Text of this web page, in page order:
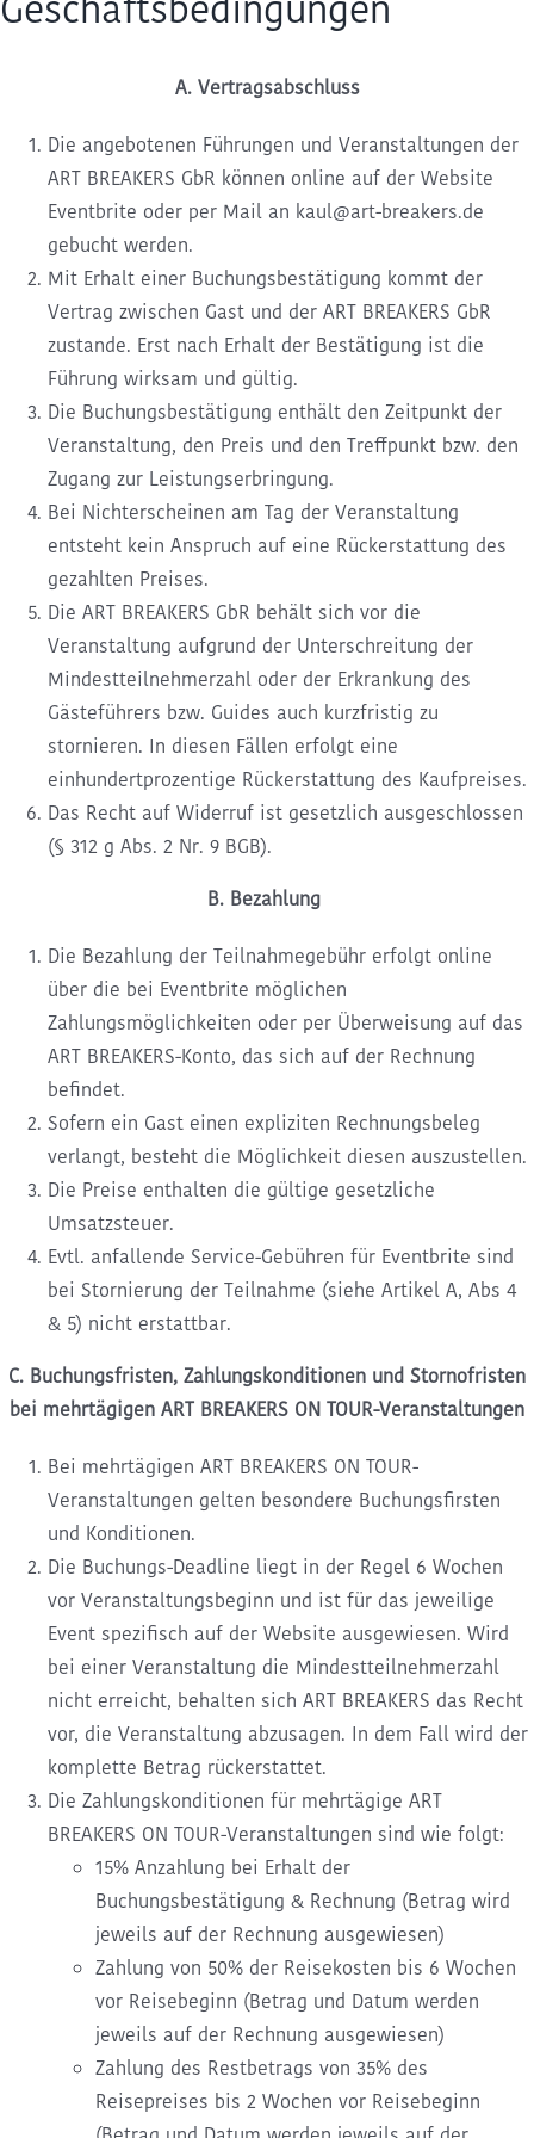
Kommende ART BREAKS
Vergangene ART BREAKS
Über uns
Kontakt
A. Vertragsabschluss
Die angebotenen Führungen und Veranstaltungen der
ART BREAKERS GbR können online auf der Website
Eventbrite oder per Mail an kaul@art-breakers.de
gebucht werden.
Mit Erhalt einer Buchungsbestätigung kommt der
Vertrag zwischen Gast und der ART BREAKERS GbR
zustande. Erst nach Erhalt der Bestätigung ist die
Führung wirksam und gültig.
Die Buchungsbestätigung enthält den Zeitpunkt der
Veranstaltung, den Preis und den Treffpunkt bzw. den
Zugang zur Leistungserbringung.
Bei Nichterscheinen am Tag der Veranstaltung
entsteht kein Anspruch auf eine Rückerstattung des
gezahlten Preises.
Die ART BREAKERS GbR behält sich vor die
Veranstaltung aufgrund der Unterschreitung der
Mindestteilnehmerzahl oder der Erkrankung des
Gästeführers bzw. Guides auch kurzfristig zu
stornieren. In diesen Fällen erfolgt eine
einhundertprozentige Rückerstattung des Kaufpreises.
Das Recht auf Widerruf ist gesetzlich ausgeschlossen
(§ 312 g Abs. 2 Nr. 9 BGB).
B. Bezahlung
Die Bezahlung der Teilnahmegebühr erfolgt online
über die bei Eventbrite möglichen
Zahlungsmöglichkeiten oder per Überweisung auf das
ART BREAKERS-Konto, das sich auf der Rechnung
befindet.
Sofern ein Gast einen expliziten Rechnungsbeleg
verlangt, besteht die Möglichkeit diesen auszustellen.
Die Preise enthalten die gültige gesetzliche
Umsatzsteuer.
Evtl. anfallende Service-Gebühren für Eventbrite sind
bei Stornierung der Teilnahme (siehe Artikel A, Abs 4
& 5) nicht erstattbar.
C. Buchungsfristen, Zahlungskonditionen und Stornofristen
bei mehrtägigen ART BREAKERS ON TOUR-Veranstaltungen
Bei mehrtägigen ART BREAKERS ON TOUR-
Veranstaltungen gelten besondere Buchungsfirsten
und Konditionen.
Die Buchungs-Deadline liegt in der Regel 6 Wochen
vor Veranstaltungsbeginn und ist für das jeweilige
Event spezifisch auf der Website ausgewiesen. Wird
bei einer Veranstaltung die Mindestteilnehmerzahl
nicht erreicht, behalten sich ART BREAKERS das Recht
vor, die Veranstaltung abzusagen. In dem Fall wird der
komplette Betrag rückerstattet.
Die Zahlungskonditionen für mehrtägige ART
BREAKERS ON TOUR-Veranstaltungen sind wie folgt:
15% Anzahlung bei Erhalt der
Buchungsbestätigung & Rechnung (Betrag wird
jeweils auf der Rechnung ausgewiesen)
Zahlung von 50% der Reisekosten bis 6 Wochen
vor Reisebeginn (Betrag und Datum werden
jeweils auf der Rechnung ausgewiesen)
Zahlung des Restbetrags von 35% des
Reisepreises bis 2 Wochen vor Reisebeginn